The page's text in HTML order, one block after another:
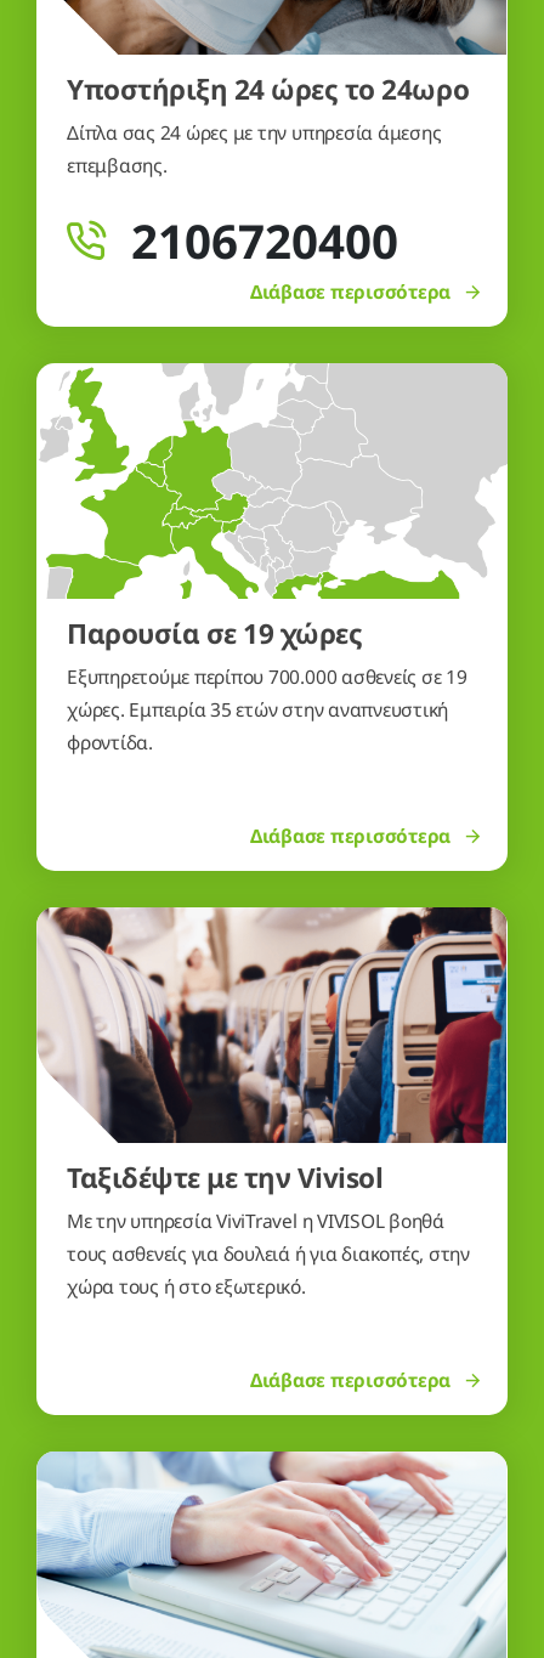
Υποστήριξη 24 ώρες το 24ωρο
Δίπλα σας 24 ώρες με την υπηρεσία άμεσης
επεμβασης.
2106720400
Διάβασε περισσότερα
Παρουσία σε 19 χώρες
Εξυπηρετούμε περίπου 700.000 ασθενείς σε 19
χώρες. Εμπειρία 35 ετών στην αναπνευστική
φροντίδα.
Διάβασε περισσότερα
Ταξιδέψτε με την Vivisol
Με την υπηρεσία ViviTravel η VIVISOL βοηθά
τους ασθενείς για δουλειά ή για διακοπές, στην
χώρα τους ή στο εξωτερικό.
Διάβασε περισσότερα